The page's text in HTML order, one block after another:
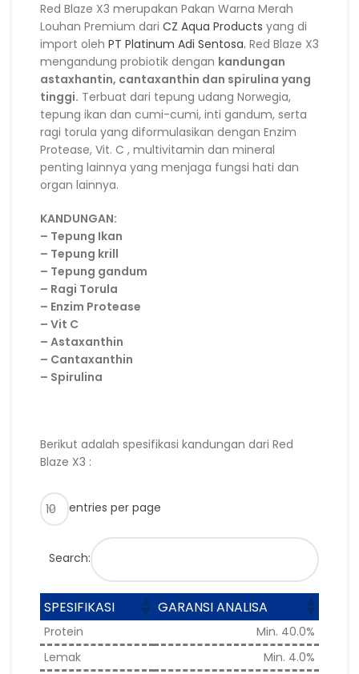
Red Blaze X3 merupakan Pakan Warna Merah
Louhan Premium dari CZ Aqua Products yang di
import oleh PT Platinum Adi Sentosa. Red Blaze X3
mengandung probiotik dengan kandungan
astaxhantin, cantaxanthin dan spirulina yang
tinggi. Terbuat dari tepung udang Norwegia,
tepung ikan dan cumi-cumi, inti gandum, serta
ragi torula yang diformulasikan dengan Enzim
Protease, Vit. C , multivitamin dan mineral
penting lainnya yang menjaga fungsi hati dan
organ lainnya.
KANDUNGAN:
– Tepung Ikan
– Tepung krill
– Tepung gandum
– Ragi Torula
– Enzim Protease
– Vit C
– Astaxanthin
– Cantaxanthin
– Spirulina
Berikut adalah spesifikasi kandungan dari Red
Blaze X3 :
entries per page
Search:
SPESIFIKASI GARANSI ANALISA
Protein
Min. 40.0%
Lemak
Min. 4.0%